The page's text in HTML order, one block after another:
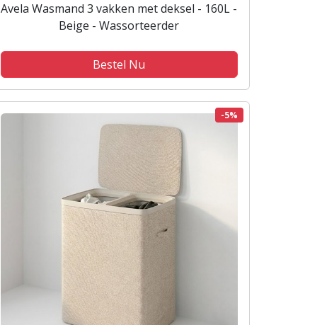
Avela Wasmand 3 vakken met deksel - 160L -
Beige - Wassorteerder
Bestel Nu
-5%